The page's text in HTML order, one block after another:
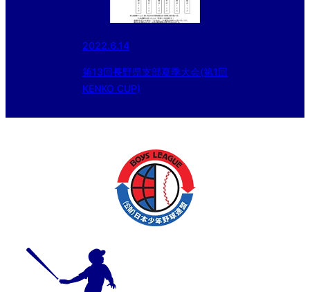
2022.6.14
第13回長野県支部夏季大会(第1回
KENKO CUP)